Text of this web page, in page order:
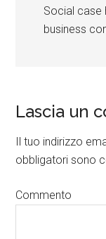
Social case
business
Lascia un
Il tuo indirizzo
obbligatori sono
Commento